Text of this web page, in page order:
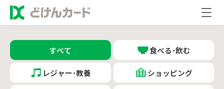
すべて 食べる･飲む
レジャー･教養 ショッピング